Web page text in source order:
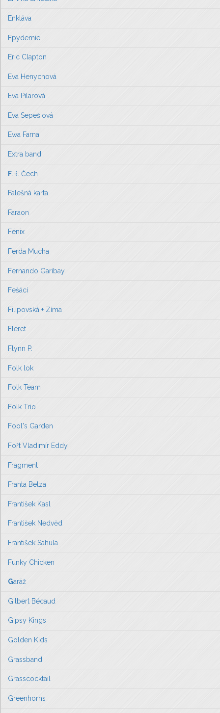
Enkláva
Epydemie
Eric Clapton
Eva Henychová
Eva Pilarová
Eva Sepešiová
Ewa Farna
Extra band
F .R. Čech
Falešná karta
Faraon
Fénix
Ferda Mucha
Fernando Garibay
Fešáci
Filipovská + Zíma
Fleret
Flynn P.
Folk lok
Folk Team
Folk Trio
Fool's Garden
Fořt Vladimír Eddy
Fragment
Franta Belza
František Kasl
František Nedvěd
František Sahula
Funky Chicken
Garáž
Gilbert Bécaud
Gipsy Kings
Golden Kids
Grassband
Grasscocktail
Greenhorns